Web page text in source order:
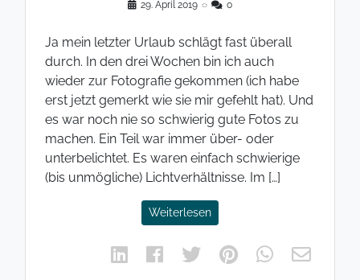
29. April 2019 ◌ 0
Ja mein letzter Urlaub schlägt fast überall
durch. In den drei Wochen bin ich auch
wieder zur Fotografie gekommen (ich habe
erst jetzt gemerkt wie sie mir gefehlt hat). Und
es war noch nie so schwierig gute Fotos zu
machen. Ein Teil war immer über- oder
unterbelichtet. Es waren einfach schwierige
(bis unmögliche) Lichtverhältnisse. Im […]
Weiterlesen